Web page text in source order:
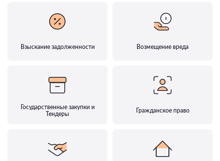
Взыскание задолженности Возмещение вреда
Государственные закупки и
Тендеры
Гражданское право